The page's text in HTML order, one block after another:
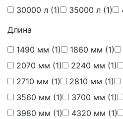
30000 л (1) 35000 л (1)
Длина
1490 мм (1) 1860 мм (1)
2070 мм (1) 2240 мм (1)
2710 мм (1) 2810 мм (1)
3560 мм (1) 3700 мм (1)
3980 мм (1) 4320 мм (1)